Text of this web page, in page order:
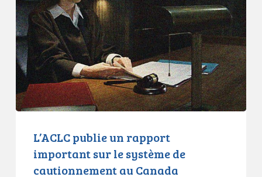
rapport
important
sur
le
système
de
cautionnement
L’ACLC publie un rapport
important sur le système de
cautionnement au Canada